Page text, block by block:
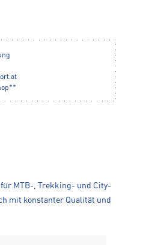
MTB-, Trekking- und City-
mit konstanter Qualität und